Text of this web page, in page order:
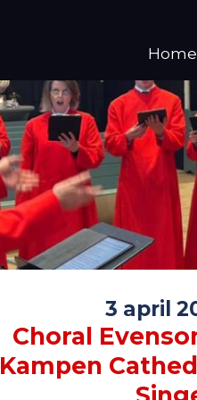
Home
3 april
Choral
Kampen